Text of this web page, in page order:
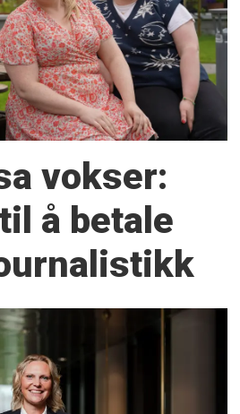
vokser:
å betale